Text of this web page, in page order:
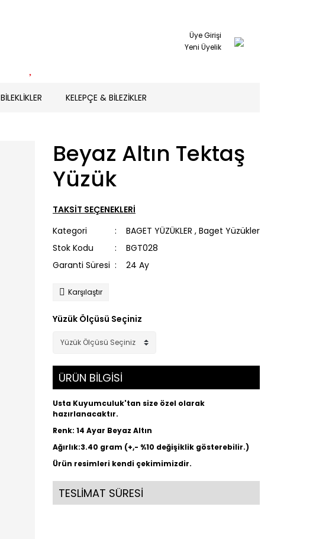
Üye Girişi
Yeni Üyelik
BİLEKLİKLER KELEPÇE & BİLEZİKLER
Beyaz Altın Tektaş
Yüzük
TAKSİT SEÇENEKLERİ
Kategori
BAGET YÜZÜKLER , Baget Yüzükler
Stok Kodu
BGT028
Garanti Süresi
24 Ay
Karşılaştır
Yüzük Ölçüsü Seçiniz
ÜRÜN BİLGİSİ
Usta Kuyumculuk'tan size özel olarak
hazırlanacaktır.
Renk: 14 Ayar Beyaz Altın
Ağırlık:3.40 gram (+,- %10 değişiklik gösterebilir.)
Ürün resimleri kendi çekimimizdir.
TESLİMAT SÜRESİ